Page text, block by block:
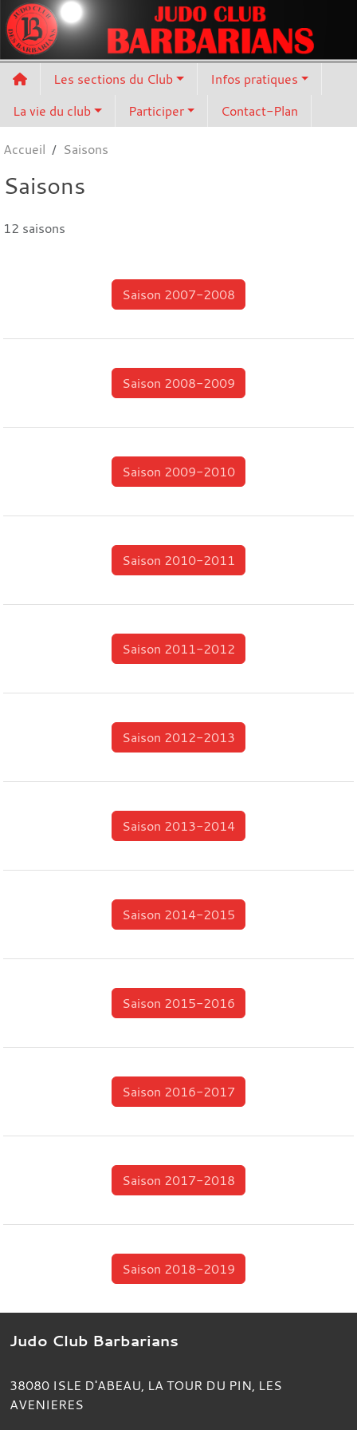
Les sections du Club
Infos pratiques
La vie du club
Participer Contact-Plan
Accueil Saisons
Saisons
12 saisons
Saison 2007-2008
Saison 2008-2009
Saison 2009-2010
Saison 2010-2011
Saison 2011-2012
Saison 2012-2013
Saison 2013-2014
Saison 2014-2015
Saison 2015-2016
Saison 2016-2017
Saison 2017-2018
Saison 2018-2019
Judo Club Barbarians
38080 ISLE D'ABEAU, LA TOUR DU PIN, LES
AVENIERES
Panneau de gestion des cookies